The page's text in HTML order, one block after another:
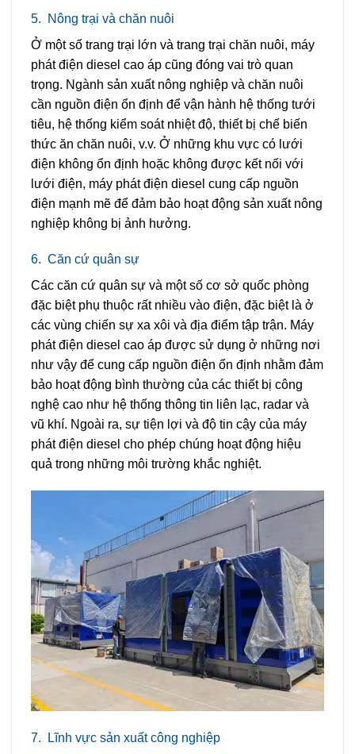
5.
Nông trại và chăn nuôi
Ở một số trang trại lớn và trang trại chăn nuôi, máy
phát điện diesel cao áp cũng đóng vai trò quan
trọng. Ngành sản xuất nông nghiệp và chăn nuôi
cần nguồn điện ổn định để vận hành hệ thống tưới
tiêu, hệ thống kiểm soát nhiệt độ, thiết bị chế biến
thức ăn chăn nuôi, v.v. Ở những khu vực có lưới
điện không ổn định hoặc không được kết nối với
lưới điện, máy phát điện diesel cung cấp nguồn
điện mạnh mẽ để đảm bảo hoạt động sản xuất nông
nghiệp không bị ảnh hưởng.
6. Căn cứ quân sự
Các căn cứ quân sự và một số cơ sở quốc phòng
đặc biệt phụ thuộc rất nhiều vào điện, đặc biệt là ở
các vùng chiến sự xa xôi và địa điểm tập trận. Máy
phát điện diesel cao áp được sử dụng ở những nơi
như vậy để cung cấp nguồn điện ổn định nhằm đảm
bảo hoạt động bình thường của các thiết bị công
nghệ cao như hệ thống thông tin liên lạc, radar và
vũ khí. Ngoài ra, sự tiện lợi và độ tin cậy của máy
phát điện diesel cho phép chúng hoạt động hiệu
quả trong những môi trường khắc nghiệt.
7. Lĩnh vực sản xuất công nghiệp